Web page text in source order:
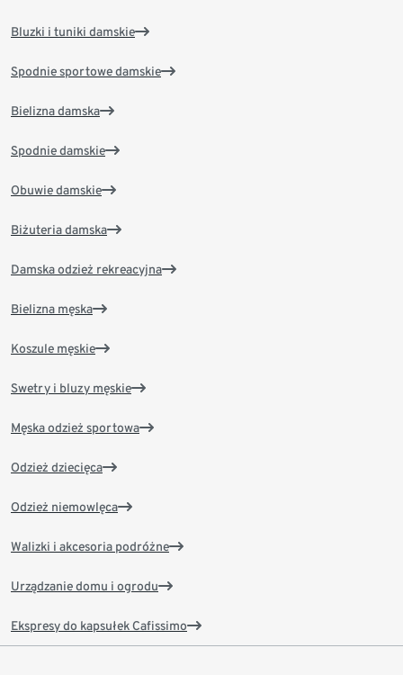
Bluzki i tuniki damskie
Spodnie sportowe damskie
Bielizna damska
Spodnie damskie
Obuwie damskie
Biżuteria damska
Damska odzież rekreacyjna
Bielizna męska
Koszule męskie
Swetry i bluzy męskie
Męska odzież sportowa
Odzież dziecięca
Odzież niemowlęca
Walizki i akcesoria podróżne
Urządzanie domu i ogrodu
Ekspresy do kapsułek Cafissimo